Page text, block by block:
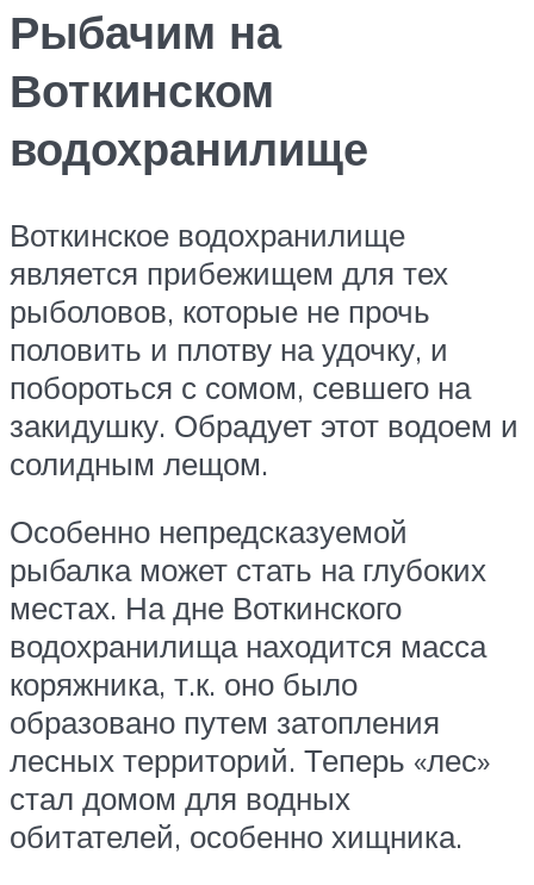
Рыбачим на
Воткинском
водохранилище
Воткинское водохранилище
является прибежищем для тех
рыболовов, которые не прочь
половить и плотву на удочку, и
побороться с сомом, севшего на
закидушку. Обрадует этот водоем и
солидным лещом.
Особенно непредсказуемой
рыбалка может стать на глубоких
местах. На дне Воткинского
водохранилища находится масса
коряжника, т.к. оно было
образовано путем затопления
лесных территорий. Теперь «лес»
стал домом для водных
обитателей, особенно хищника.